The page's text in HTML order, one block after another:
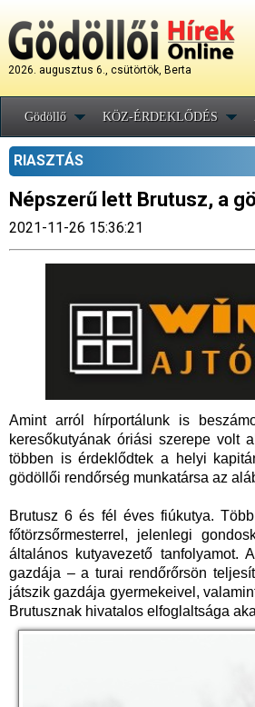
2026. augusztus 6., csütörtök, Berta
Gödöllő KÖZ-ÉRDEKLŐDÉS
RIASZTÁS
Népszerű lett Brutusz, a
2021-11-26 15:36:21
Amint arról hírportálunk is
keresőkutyának óriási szerepe volt
többen is érdeklődtek a helyi
gödöllői rendőrség munkatársa az
Brutusz 6 és fél éves fiúkutya.
főtörzsőrmesterrel, jelenlegi
általános kutyavezető tanfolyamot.
gazdája – a turai rendőrőrsön
játszik gazdája gyermekeivel,
Brutusznak hivatalos elfoglaltsága